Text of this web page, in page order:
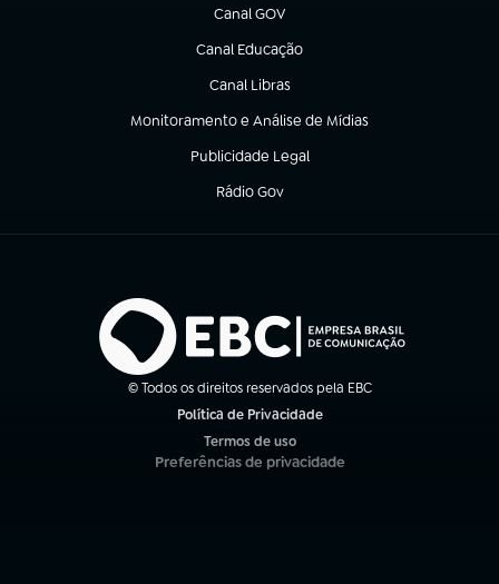
Canal GOV
(abre em nova aba)
Canal Educação
(abre em nova aba)
Canal Libras
(abre em nova aba)
Monitoramento e Análise de Mídias
(abre em nova aba)
Publicidade Legal
(abre em nova aba)
Rádio Gov
(abre em nova aba)
© Todos os direitos reservados pela EBC
Política de Privacidade
Termos de uso
(abre em nova aba)
Preferências de privacidade